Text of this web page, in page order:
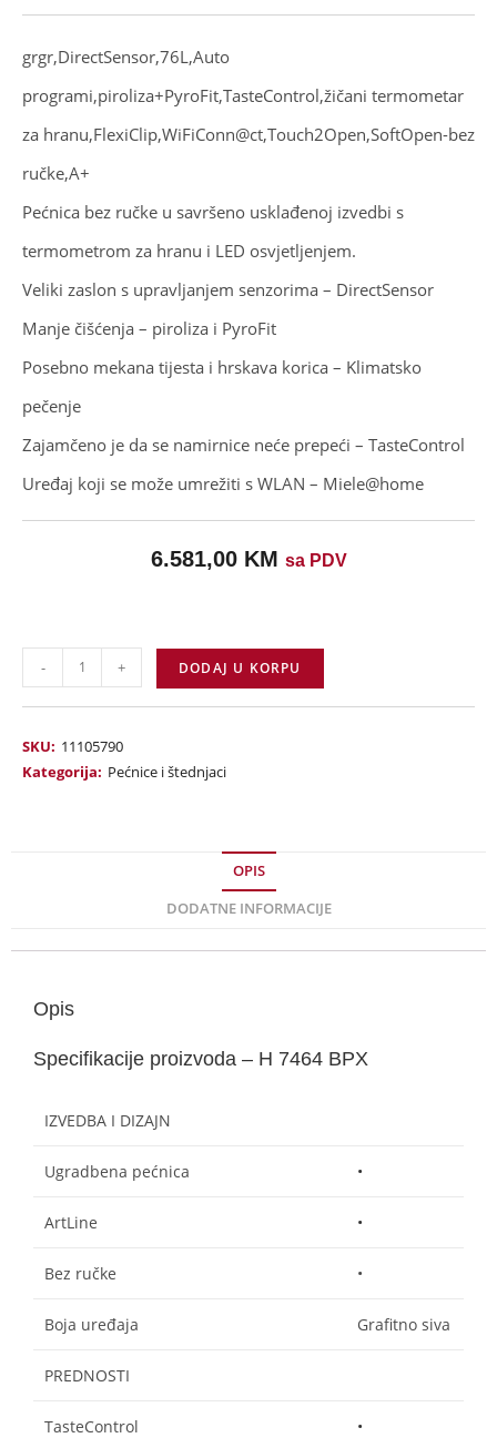
grgr,DirectSensor,76L,Auto
programi,piroliza+PyroFit,TasteControl,žičani termometar
za hranu,FlexiClip,WiFiConn@ct,Touch2Open,SoftOpen-bez
ručke,A+
Pećnica bez ručke u savršeno usklađenoj izvedbi s
termometrom za hranu i LED osvjetljenjem.
Veliki zaslon s upravljanjem senzorima – DirectSensor
Manje čišćenja – piroliza i PyroFit
Posebno mekana tijesta i hrskava korica – Klimatsko
pečenje
Zajamčeno je da se namirnice neće prepeći – TasteControl
Uređaj koji se može umrežiti s WLAN – Miele@home
6.581,00 KM sa PDV
- + DODAJ U KORPU
SKU: 11105790
Kategorija: Pećnice i štednjaci
OPIS
DODATNE INFORMACIJE
Opis
Specifikacije proizvoda – H 7464 BPX
IZVEDBA I DIZAJN
Ugradbena pećnica •
ArtLine •
Bez ručke •
Boja uređaja Grafitno siva
PREDNOSTI
TasteControl •